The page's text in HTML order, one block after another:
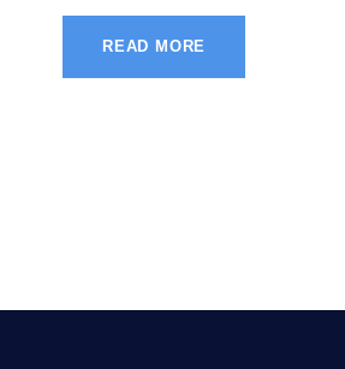
READ MORE